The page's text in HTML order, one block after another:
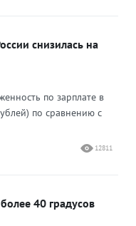
снизилась на
по зарплате в
по сравнению с
12811
40 градусов